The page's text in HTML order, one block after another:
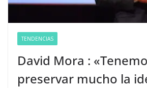
TENDENCIAS
David Mora :
preservar mucho la